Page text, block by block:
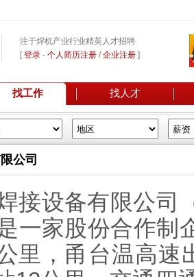
注于焊机产业行业精英人才招聘
[登录 - 个人简历注册 /企业注册 ]
找工作 找人才
公司
接设备有限公司
一家股份合作制
里，甬台温高速